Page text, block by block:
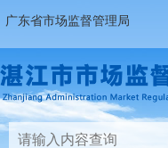
广东省市场监督管理局